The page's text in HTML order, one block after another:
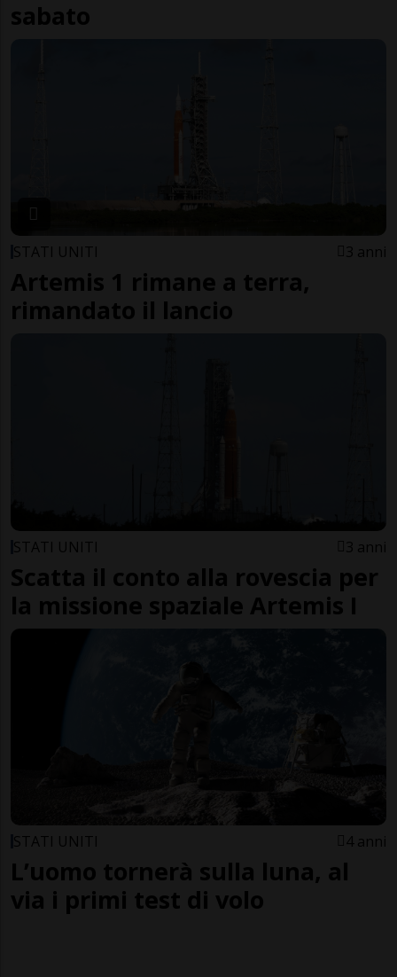
sabato
STATI UNITI 3 anni
Artemis 1 rimane a terra,
rimandato il lancio
STATI UNITI 3 anni
Scatta il conto alla rovescia per
la missione spaziale Artemis I
STATI UNITI 4 anni
L’uomo tornerà sulla luna, al
via i primi test di volo